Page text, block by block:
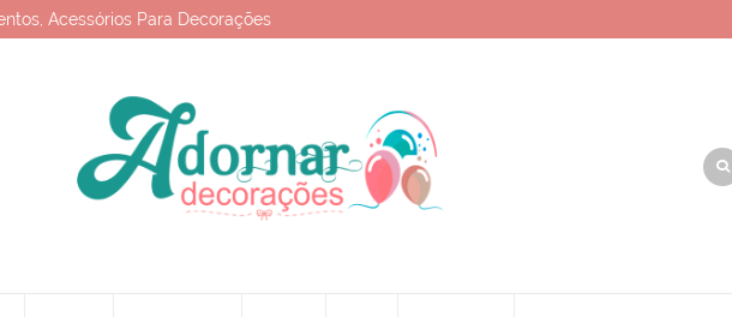
Acessórios Para Decorações